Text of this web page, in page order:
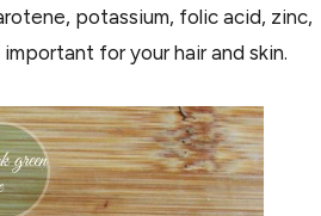
potassium, folic acid, zinc,
for your hair and skin.